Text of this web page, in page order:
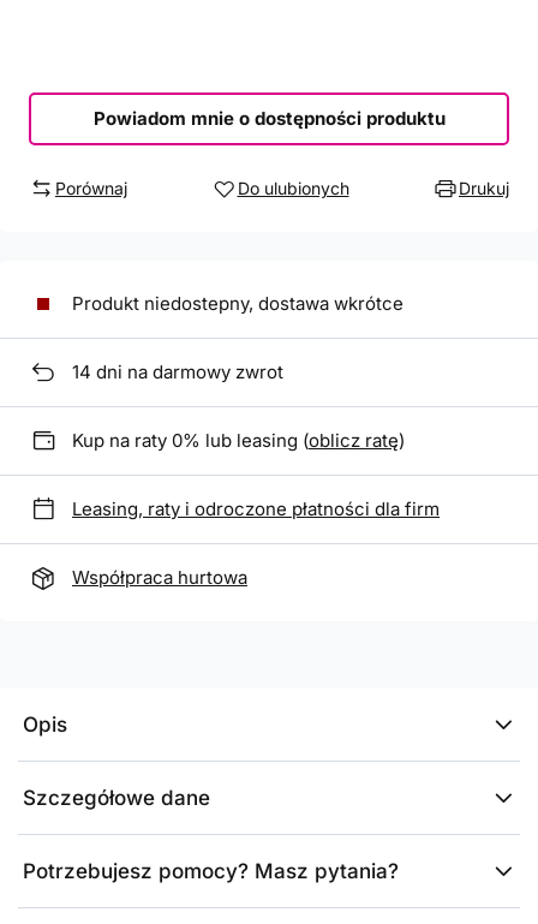
Powiadom mnie o dostępności produktu
Porównaj Do ulubionych Drukuj
Produkt niedostepny, dostawa wkrótce
14 dni na darmowy zwrot
Kup na raty 0% lub leasing (oblicz ratę)
Leasing, raty i odroczone płatności dla firm
Współpraca hurtowa
Opis
Szczegółowe dane
Potrzebujesz pomocy? Masz pytania?